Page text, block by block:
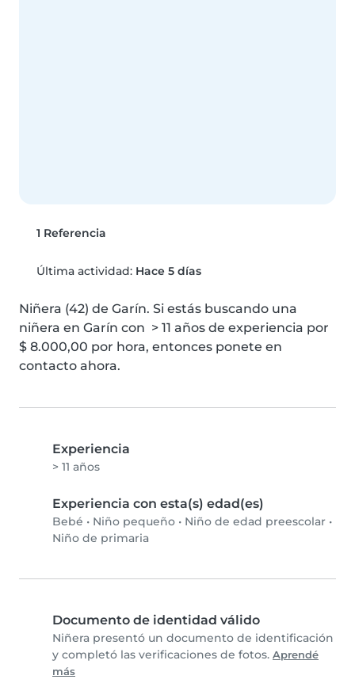
1 Referencia
Última actividad: Hace 5 días
Niñera (42) de Garín. Si estás buscando una
niñera en Garín con  > 11 años de experiencia por
$ 8.000,00 por hora, entonces ponete en
contacto ahora.
Experiencia
> 11 años
Experiencia con esta(s) edad(es)
Bebé • Niño pequeño • Niño de edad preescolar •
Niño de primaria
Documento de identidad válido
Niñera presentó un documento de identificación
y completó las verificaciones de fotos. Aprendé
más